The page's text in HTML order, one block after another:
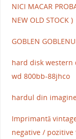
NICI MACAR
NEW OLD STOCK )
GOBLEN
hard disk western
wd 800bb-88jhco
hardul din imagine
Imprimantă
negative / pozitive